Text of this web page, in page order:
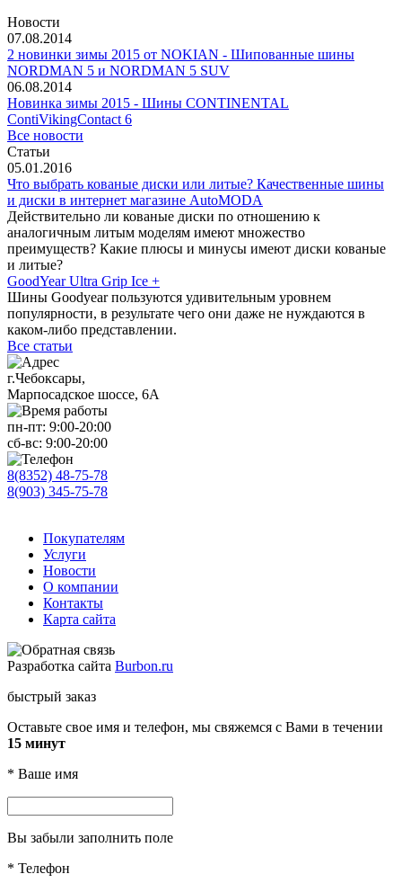
Новости
07.08.2014
2 новинки зимы 2015 от NOKIAN - Шипованные шины
NORDMAN 5 и NORDMAN 5 SUV
06.08.2014
Новинка зимы 2015 - Шины CONTINENTAL
ContiVikingContact 6
Все новости
Статьи
05.01.2016
Что выбрать кованые диски или литые? Качественные шины
и диски в интернет магазине AutoMODA
Действительно ли кованые диски по отношению к
аналогичным литым моделям имеют множество
преимуществ? Какие плюсы и минусы имеют диски кованые
и литые?
GoodYear Ultra Grip Ice +
Шины Goodyear пользуются удивительным уровнем
популярности, в результате чего они даже не нуждаются в
каком-либо представлении.
Все статьи
г.Чебоксары,
Марпосадское шоссе, 6А
пн-пт: 9:00-20:00
сб-вс: 9:00-20:00
8(8352) 48-75-78
8(903) 345-75-78
Покупателям
Услуги
Новости
О компании
Контакты
Карта сайта
Разработка сайта Burbon.ru
быстрый заказ
Оставьте свое имя и телефон, мы свяжемся с Вами в течении
15 минут
* Ваше имя
Вы забыли заполнить поле
* Телефон